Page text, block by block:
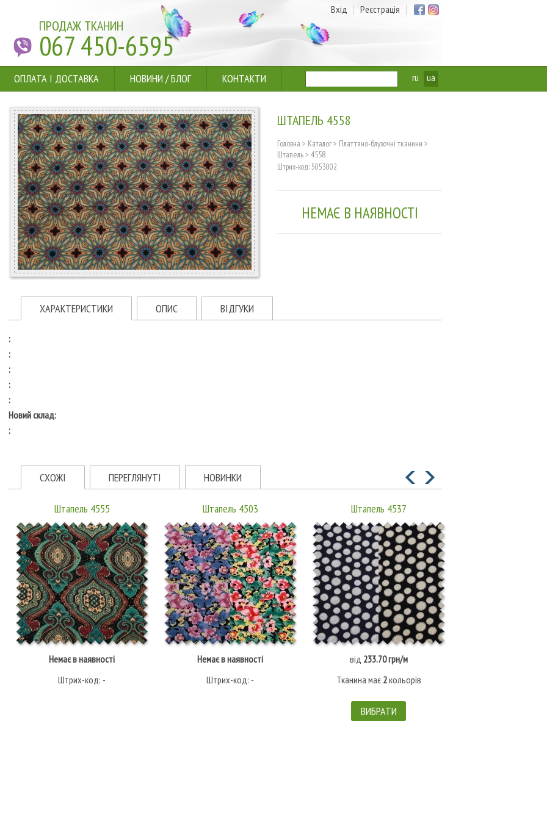
ПРОДАЖ ТКАНИН
067 450-6595
Вхід Реєстрація
ОПЛАТА І ДОСТАВКА НОВИНИ /БЛОГ КОНТАКТИ ru ua
ШТАПЕЛЬ 4558
Головна > Каталог> Платтяно-блузочні тканини >
Штапель> 4558
Штрих-код: 5053002
НЕМАЄ В НАЯВНОСТІ
ХАРАКТЕРИСТИКИ ОПИС ВІДГУКИ
:
:
:
:
:
Новий склад:
:
СХОЖІ ПЕРЕГЛЯНУТІ НОВИНКИ
Штапель 4555
Немає в наявності
Штрих-код: -
Штапель 4503
Немає в наявності
Штрих-код: -
Штапель 4537
від 233.70 грн/м
Тканина має 2кольорів
ВИБРАТИ